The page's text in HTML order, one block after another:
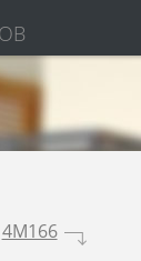
4M166 .